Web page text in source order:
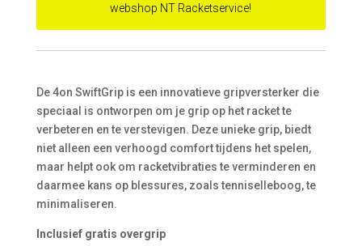
webshop NT Racketservice!
De 4on SwiftGrip is een innovatieve gripversterker die
speciaal is ontworpen om je grip op het racket te
verbeteren en te verstevigen. Deze unieke grip, biedt
niet alleen een verhoogd comfort tijdens het spelen,
maar helpt ook om racketvibraties te verminderen en
daarmee kans op blessures, zoals tenniselleboog, te
minimaliseren.
Inclusief gratis overgrip